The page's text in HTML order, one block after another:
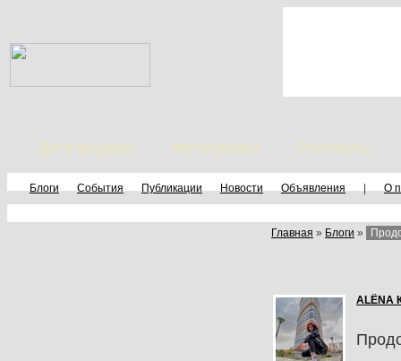
Дети модели Фотографы Стилисты
Блоги События Публикации Новости Объявления | О
Главная » Блоги »
ALЁNA